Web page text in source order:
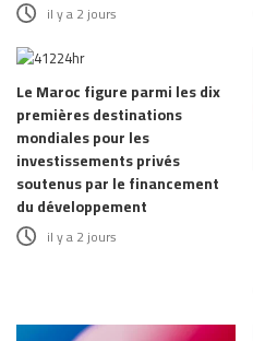
il y a 2 jours
Le Maroc figure parmi les dix
premières destinations
mondiales pour les
investissements privés
soutenus par le financement
du développement
il y a 2 jours